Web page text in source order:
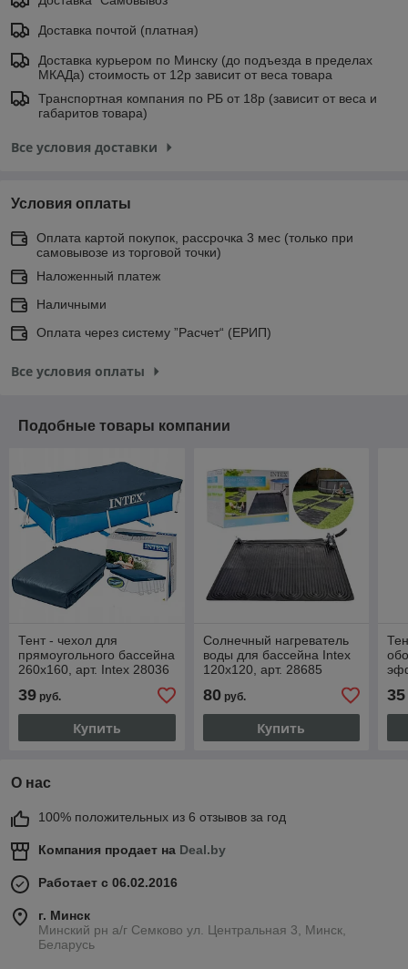
Доставка почтой (платная)
Доставка курьером по Минску (до подъезда в пределах
МКАДа) стоимость от 12р зависит от веса товара
Транспортная компания по РБ от 18р (зависит от веса и
габаритов товара)
Все условия доставки
Условия оплаты
Оплата картой покупок, рассрочка 3 мес (только при
самовывозе из торговой точки)
Наложенный платеж
Наличными
Оплата через систему ”Расчет“ (ЕРИП)
Все условия оплаты
Подобные товары компании
Тент - чехол для
прямоугольного бассейна
260х160, арт. Intex 28036
39 руб.
Купить
Солнечный нагреватель
воды для бассейна Intex
120х120, арт. 28685
80руб.
Купить
35
О нас
100% положительных из 6 отзывов за год
Компания продает на Deal.by
Работает с 06.02.2016
г. Минск
Минский рн а/г Семково ул. Центральная 3, Минск,
Беларусь